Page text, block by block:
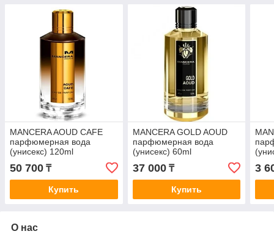
MANCERA AOUD CAFE
парфюмерная вода
(унисекс) 120ml
50 700 ₸
Купить
MANCERA GOLD AOUD
парфюмерная вода
(унисекс) 60ml
37 000₸
Купить
3
О нас